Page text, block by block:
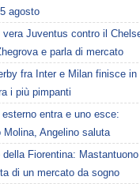
agosto
vera Juventus contro il
e parla di mercato
fra Inter e Milan finisce in
i più pimpanti
esterno entra e uno esce:
Angelino saluta
della Fiorentina: Mastantuono
di un mercato da sogno